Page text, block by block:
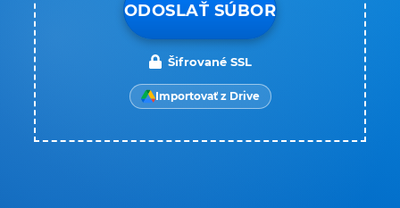
ODOSLAŤ SÚBOR
Šifrované SSL
Importovať z Drive